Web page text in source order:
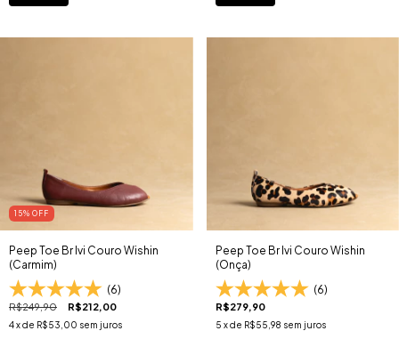
15% OFF
Peep Toe Br Ivi Couro Wishin
(Carmim)
(6)
R$249,90 R$212,00
4x de R$53,00 sem juros
Peep Toe Br Ivi Couro Wishin
(Onça)
(6)
R$279,90
5 x de R$55,98 sem juros